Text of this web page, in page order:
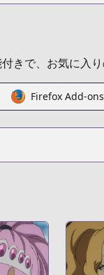
きで、お気に入り
Firefox Add-ons